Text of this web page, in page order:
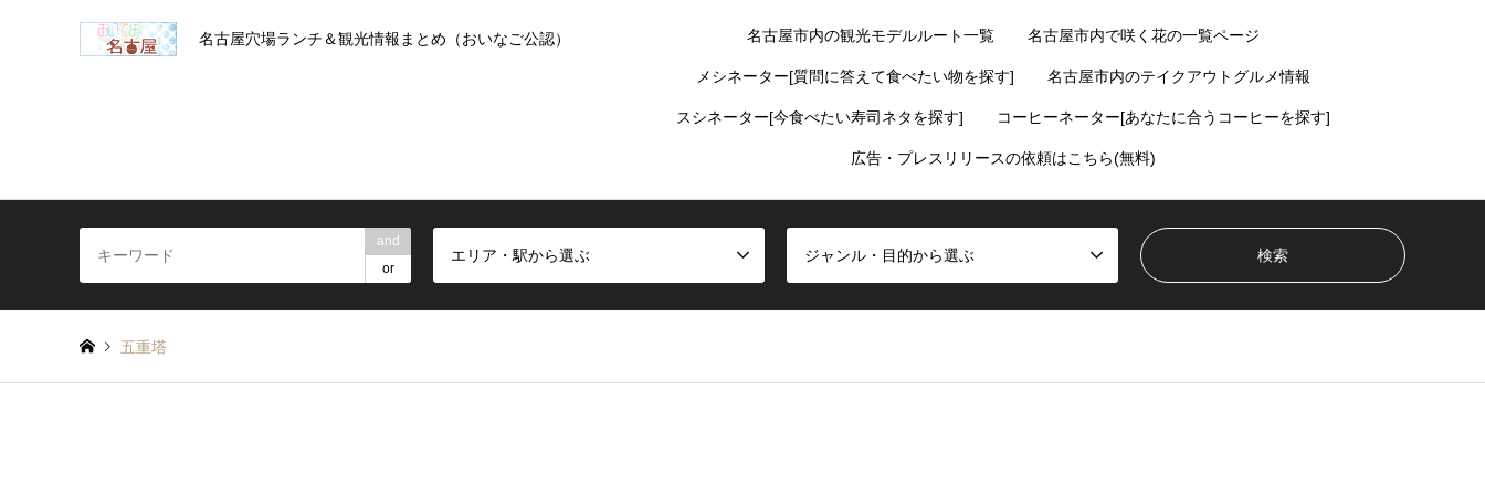
名古屋穴場ランチ＆観光情報まとめ（おいなご公認） 名古屋市内の観光モデルルート一覧 名古屋市内で咲く花の一覧ページ
メシネーター[質問に答えて食べたい物を探す] 名古屋市内のテイクアウトグルメ情報
スシネーター[今食べたい寿司ネタを探す] コーヒーネーター[あなたに合うコーヒーを探す]
広告・プレスリリースの依頼はこちら(無料)
and
or
エリア・駅から選ぶ ジャンル・目的から選ぶ
五重塔